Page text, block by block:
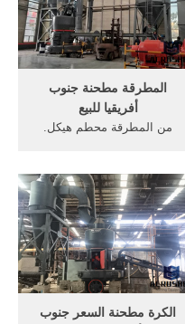
المطرقة مطحنة جنوب
أفريقيا للبيع
من المطرقة محطم هيكل.
هيكل بناء مخروط آلة محطم ...
الكرة مطحنة السعر جنوب